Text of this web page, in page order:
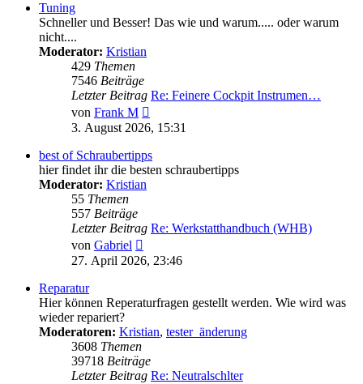
Tuning
Schneller und Besser! Das wie und warum..... oder warum
nicht....
Moderator: Kristian
429 Themen
7546 Beiträge
Letzter Beitrag Re: Feinere Cockpit Instrumen…
von Frank M
Beitrag
3. August 2026, 15:31
best of Schraubertipps
hier findet ihr die besten schraubertipps
Moderator: Kristian
55 Themen
557 Beiträge
Letzter Beitrag Re: Werkstatthandbuch (WHB)
von Gabriel
Beitrag
27. April 2026, 23:46
Reparatur
Hier können Reperaturfragen gestellt werden. Wie wird was
wieder repariert?
Moderatoren: Kristian, tester_änderung
3608 Themen
39718 Beiträge
Letzter Beitrag Re: Neutralschlter